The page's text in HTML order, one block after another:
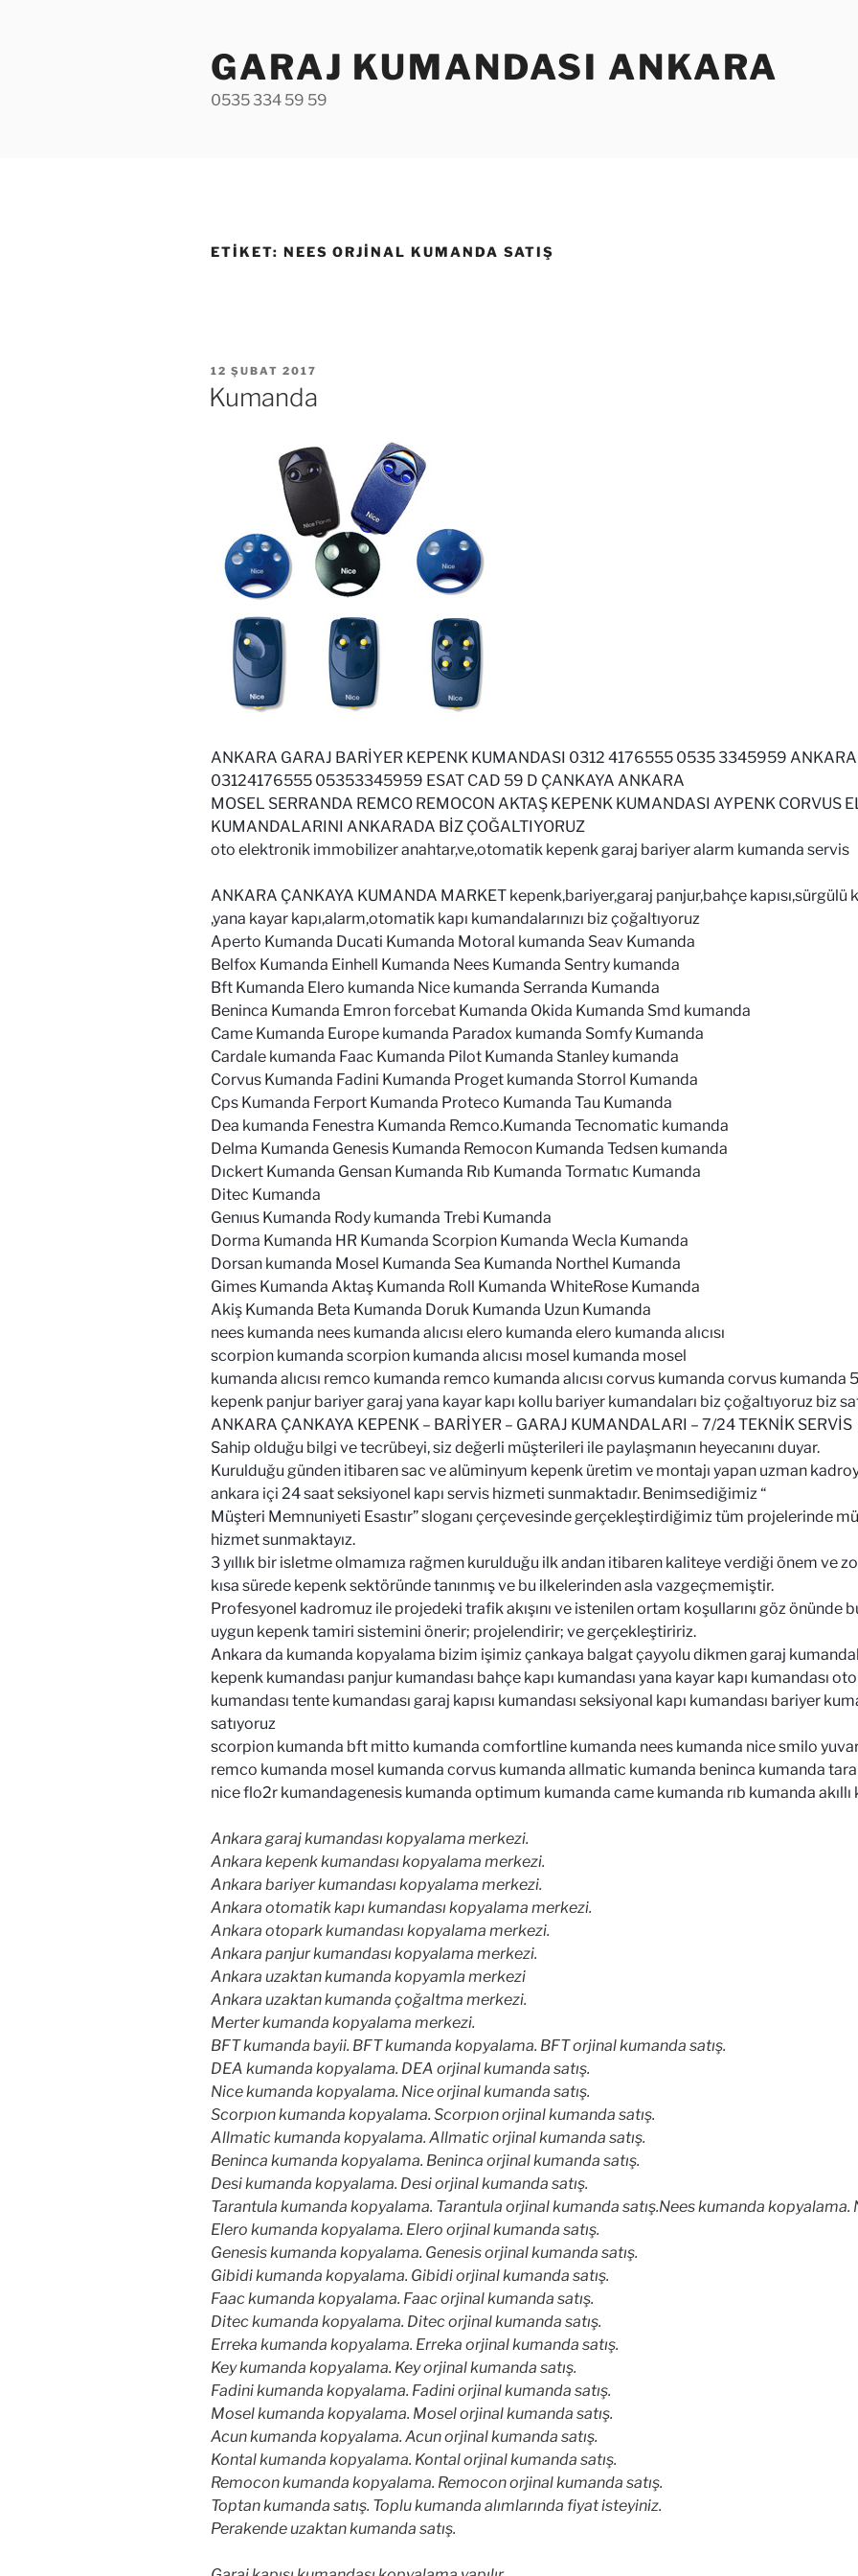
GARAJ KUMANDASI ANKARA
0535 334 59 59
ETIKET: NEES ORJINAL KUMANDA SATIŞ
YAYIM
TARIHI
12 ŞUBAT 2017
Kumanda
ANKARA GARAJ BARİYER KEPENK KUMANDASI 0312 4176555 0535 3345959
03124176555 05353345959 ESAT CAD 59 D ÇANKAYA ANKARA
MOSEL SERRANDA REMCO REMOCON AKTAŞ KEPENK KUMANDASI AYPENK CORVUS
KUMANDALARINI ANKARADA BİZ ÇOĞALTIYORUZ
oto elektronik immobilizer anahtar,ve,otomatik kepenk garaj bariyer alarm kumanda servis
ANKARA ÇANKAYA KUMANDA MARKET kepenk,bariyer,garaj panjur,bahçe kapısı,sürgülü
,yana kayar kapı,alarm,otomatik kapı kumandalarınızı biz çoğaltıyoruz
Aperto Kumanda Ducati Kumanda Motoral kumanda Seav Kumanda
Belfox Kumanda Einhell Kumanda Nees Kumanda Sentry kumanda
Bft Kumanda Elero kumanda Nice kumanda Serranda Kumanda
Beninca Kumanda Emron forcebat Kumanda Okida Kumanda Smd kumanda
Came Kumanda Europe kumanda Paradox kumanda Somfy Kumanda
Cardale kumanda Faac Kumanda Pilot Kumanda Stanley kumanda
Corvus Kumanda Fadini Kumanda Proget kumanda Storrol Kumanda
Cps Kumanda Ferport Kumanda Proteco Kumanda Tau Kumanda
Dea kumanda Fenestra Kumanda Remco.Kumanda Tecnomatic kumanda
Delma Kumanda Genesis Kumanda Remocon Kumanda Tedsen kumanda
Dıckert Kumanda Gensan Kumanda Rıb Kumanda Tormatıc Kumanda
Ditec Kumanda
Genıus Kumanda Rody kumanda Trebi Kumanda
Dorma Kumanda HR Kumanda Scorpion Kumanda Wecla Kumanda
Dorsan kumanda Mosel Kumanda Sea Kumanda Northel Kumanda
Gimes Kumanda Aktaş Kumanda Roll Kumanda WhiteRose Kumanda
Akiş Kumanda Beta Kumanda Doruk Kumanda Uzun Kumanda
nees kumanda nees kumanda alıcısı elero kumanda elero kumanda alıcısı
scorpion kumanda scorpion kumanda alıcısı mosel kumanda mosel
kumanda alıcısı remco kumanda remco kumanda alıcısı corvus kumanda corvus kumanda 5
kepenk panjur bariyer garaj yana kayar kapı kollu bariyer kumandaları biz çoğaltıyoruz biz
ANKARA ÇANKAYA KEPENK – BARİYER – GARAJ KUMANDALARI – 7/24 TEKNİK SERVİS
Sahip olduğu bilgi ve tecrübeyi, siz değerli müşterileri ile paylaşmanın heyecanını duyar.
Kurulduğu günden itibaren sac ve alüminyum kepenk üretim ve montajı yapan uzman
ankara içi 24 saat seksiyonel kapı servis hizmeti sunmaktadır. Benimsediğimiz “
Müşteri Memnuniyeti Esastır” sloganı çerçevesinde gerçekleştirdiğimiz tüm projelerinde
hizmet sunmaktayız.
3 yıllık bir isletme olmamıza rağmen kurulduğu ilk andan itibaren kaliteye verdiği önem ve
kısa sürede kepenk sektöründe tanınmış ve bu ilkelerinden asla vazgeçmemiştir.
Profesyonel kadromuz ile projedeki trafik akışını ve istenilen ortam koşullarını göz önünde
uygun kepenk tamiri sistemini önerir; projelendirir; ve gerçekleştiririz.
Ankara da kumanda kopyalama bizim işimiz çankaya balgat çayyolu dikmen garaj
kepenk kumandası panjur kumandası bahçe kapı kumandası yana kayar kapı kumandası
kumandası tente kumandası garaj kapısı kumandası seksiyonal kapı kumandası bariyer
satıyoruz
scorpion kumanda bft mitto kumanda comfortline kumanda nees kumanda nice smilo
remco kumanda mosel kumanda corvus kumanda allmatic kumanda beninca kumanda
nice flo2r kumandagenesis kumanda optimum kumanda came kumanda rıb kumanda akıllı
Ankara garaj kumandası kopyalama merkezi.
Ankara kepenk kumandası kopyalama merkezi.
Ankara bariyer kumandası kopyalama merkezi.
Ankara otomatik kapı kumandası kopyalama merkezi.
Ankara otopark kumandası kopyalama merkezi.
Ankara panjur kumandası kopyalama merkezi.
Ankara uzaktan kumanda kopyamla merkezi
Ankara uzaktan kumanda çoğaltma merkezi.
Merter kumanda kopyalama merkezi.
BFT kumanda bayii. BFT kumanda kopyalama. BFT orjinal kumanda satış.
DEA kumanda kopyalama. DEA orjinal kumanda satış.
Nice kumanda kopyalama. Nice orjinal kumanda satış.
Scorpıon kumanda kopyalama. Scorpıon orjinal kumanda satış.
Allmatic kumanda kopyalama. Allmatic orjinal kumanda satış.
Beninca kumanda kopyalama. Beninca orjinal kumanda satış.
Desi kumanda kopyalama. Desi orjinal kumanda satış.
Tarantula kumanda kopyalama. Tarantula orjinal kumanda satış.Nees kumanda kopyalama.
Elero kumanda kopyalama. Elero orjinal kumanda satış.
Genesis kumanda kopyalama. Genesis orjinal kumanda satış.
Gibidi kumanda kopyalama. Gibidi orjinal kumanda satış.
Faac kumanda kopyalama. Faac orjinal kumanda satış.
Ditec kumanda kopyalama. Ditec orjinal kumanda satış.
Erreka kumanda kopyalama. Erreka orjinal kumanda satış.
Key kumanda kopyalama. Key orjinal kumanda satış.
Fadini kumanda kopyalama. Fadini orjinal kumanda satış.
Mosel kumanda kopyalama. Mosel orjinal kumanda satış.
Acun kumanda kopyalama. Acun orjinal kumanda satış.
Kontal kumanda kopyalama. Kontal orjinal kumanda satış.
Remocon kumanda kopyalama. Remocon orjinal kumanda satış.
Toptan kumanda satış. Toplu kumanda alımlarında fiyat isteyiniz.
Perakende uzaktan kumanda satış.